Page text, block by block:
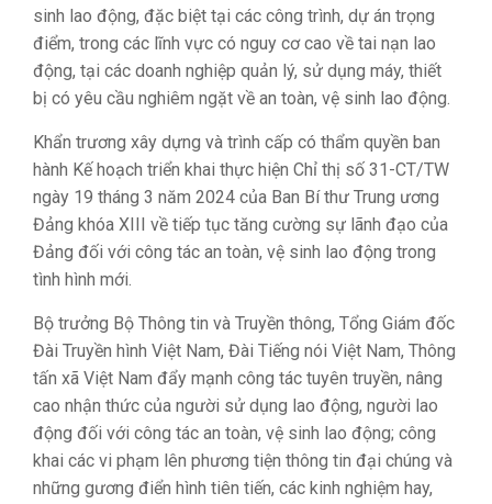
sinh lao động, đặc biệt tại các công trình, dự án trọng
điểm, trong các lĩnh vực có nguy cơ cao về tai nạn lao
động, tại các doanh nghiệp quản lý, sử dụng máy, thiết
bị có yêu cầu nghiêm ngặt về an toàn, vệ sinh lao động.
Khẩn trương xây dựng và trình cấp có thẩm quyền ban
hành Kế hoạch triển khai thực hiện Chỉ thị số 31-CT/TW
ngày 19 tháng 3 năm 2024 của Ban Bí thư Trung ương
Đảng khóa XIII về tiếp tục tăng cường sự lãnh đạo của
Đảng đối với công tác an toàn, vệ sinh lao động trong
tình hình mới.
Bộ trưởng Bộ Thông tin và Truyền thông, Tổng Giám đốc
Đài Truyền hình Việt Nam, Đài Tiếng nói Việt Nam, Thông
tấn xã Việt Nam đẩy mạnh công tác tuyên truyền, nâng
cao nhận thức của người sử dụng lao động, người lao
động đối với công tác an toàn, vệ sinh lao động; công
khai các vi phạm lên phương tiện thông tin đại chúng và
những gương điển hình tiên tiến, các kinh nghiệm hay,